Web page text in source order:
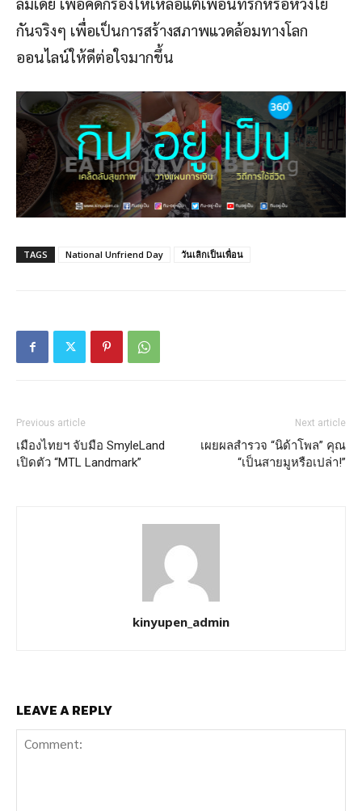
กันจริงๆ เพื่อเป็นการสร้างสภาพแวดล้อมทางโลก
ออนไลน์ให้ดีต่อใจมากขึ้น
TAGS National Unfriend Day วันเลิกเป็นเพื่อน
Previous article
เมืองไทยฯ จับมือ SmyleLand
เปิดตัว “MTL Landmark”
Next article
เผยผลสำรวจ “นิด้าโพล” คุณ
“เป็นสายมูหรือเปล่า!”
kinyupen_admin
LEAVE A REPLY